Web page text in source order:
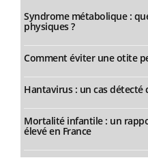
Syndrome métabolique :
physiques ?
Comment éviter une otite
Hantavirus : un cas détecté
Mortalité infantile : un
élevé en France